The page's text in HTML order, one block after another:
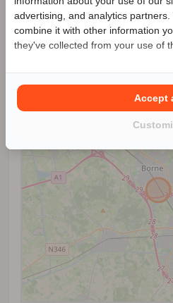
Locatie
Benieuwd naar de speciale
204074
advertising, and analytics
combine it with other information
they've collected from your use of
Accept